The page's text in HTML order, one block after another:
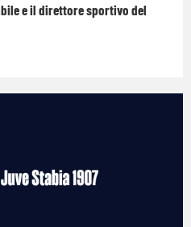
e il direttore sportivo del